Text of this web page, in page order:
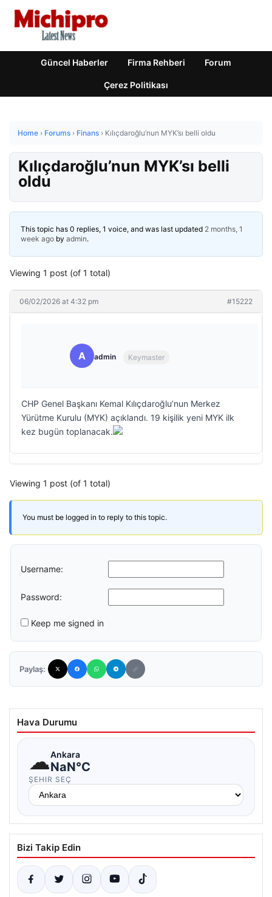
Güncel Haberler Firma Rehberi Forum
Çerez Politikası
Home › Forums › Finans › Kılıçdaroğlu’nun MYK’sı belli oldu
Kılıçdaroğlu’nun MYK’sı belli
oldu
This topic has 0 replies, 1 voice, and was last updated 2 months, 1
week ago by admin.
Viewing 1 post (of 1 total)
06/02/2026 at 4:32 pm #15222
A admin Keymaster
CHP Genel Başkanı Kemal Kılıçdaroğlu’nun Merkez
Yürütme Kurulu (MYK) açıklandı. 19 kişilik yeni MYK ilk
kez bugün toplanacak.
Viewing 1 post (of 1 total)
You must be logged in to reply to this topic.
Username:
Password:
Keep me signed in
Paylaş:
Hava Durumu
☁Ankara
NaN°C
ŞEHIR SEÇ
Bizi Takip Edin